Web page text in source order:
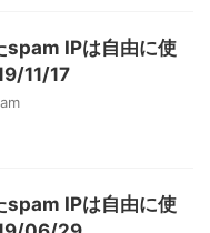
spam IPは自由に使
11/17
spam IPは自由に使